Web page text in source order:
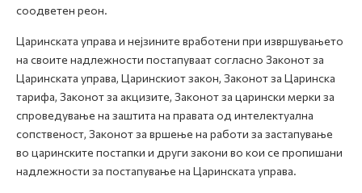
соодветен реон.
Царинската управа и нејзините вработени при извршувањето
на своите надлежности постапуваат согласно Законот за
Царинската управа, Царинскиот закон, Законот за Царинска
тарифа, Законот за акцизите, Законот за царински мерки за
спроведување на заштита на правата од интелектуална
сопственост, Законот за вршење на работи за застапување
во царинските постапки и други закони во кои се пропишани
надлежности за постапување на Царинската управа.